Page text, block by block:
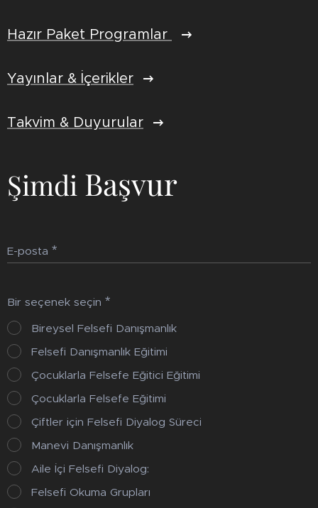
Hazır Paket Programlar
Yayınlar & İçerikler
Takvim & Duyurular
Şimdi Başvur
E-posta
Bir seçenek seçin
Bireysel Felsefi Danışmanlık
Felsefi Danışmanlık Eğitimi
Çocuklarla Felsefe Eğitici Eğitimi
Çocuklarla Felsefe Eğitimi
Çiftler için Felsefi Diyalog Süreci
Manevi Danışmanlık
Aile İçi Felsefi Diyalog:
Felsefi Okuma Grupları